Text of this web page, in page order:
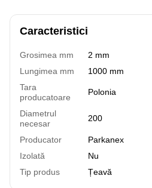
Caracteristici
Grosimea mm
2 mm
Lungimea mm
1000 mm
Tara
producatoare
Polonia
Diametrul
necesar
200
Producator
Parkanex
Izolată
Nu
Tip produs
Țeavă